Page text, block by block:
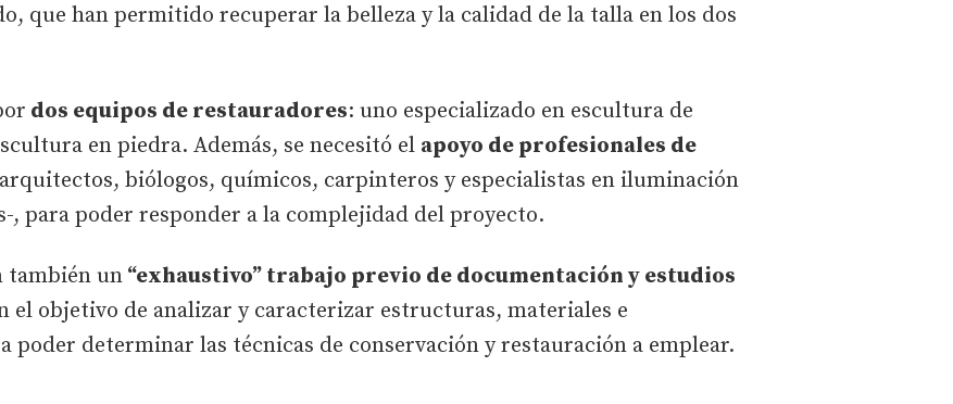
que han permitido recuperar la belleza y la calidad de la talla en los dos
dos equipos de restauradores: uno especializado en escultura de
en piedra. Además, se necesitó el apoyo de profesionales de
biólogos, químicos, carpinteros y especialistas en iluminación
para poder responder a la complejidad del proyecto.
también un “exhaustivo” trabajo previo de documentación y estudios
el objetivo de analizar y caracterizar estructuras, materiales e
poder determinar las técnicas de conservación y restauración a emplear.